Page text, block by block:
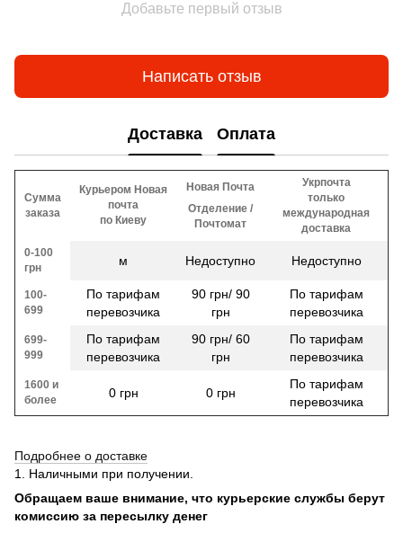
Добавьте первый отзыв
Написать отзыв
Доставка Оплата
Сумма
заказа
Курьером Новая
почта
по Киеву
Новая Почта
Отделение /
Почтомат
Укрпочта
только
международная
доставка
0-100
грн
м Недоступно Недоступно
100-
699
По тарифам
перевозчика
90 грн/ 90
грн
По тарифам
перевозчика
699-
999
По тарифам
перевозчика
90 грн/ 60
грн
По тарифам
перевозчика
1600 и
более
0 грн 0 грн
По тарифам
перевозчика
Подробнее о доставке
1. Наличными при получении.
Обращаем ваше внимание, что курьерские службы берут
комиссию за пересылку денег